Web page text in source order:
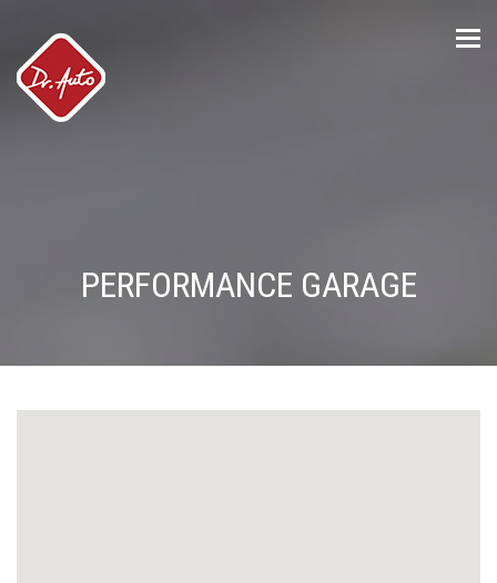
PERFORMANCE GARAGE